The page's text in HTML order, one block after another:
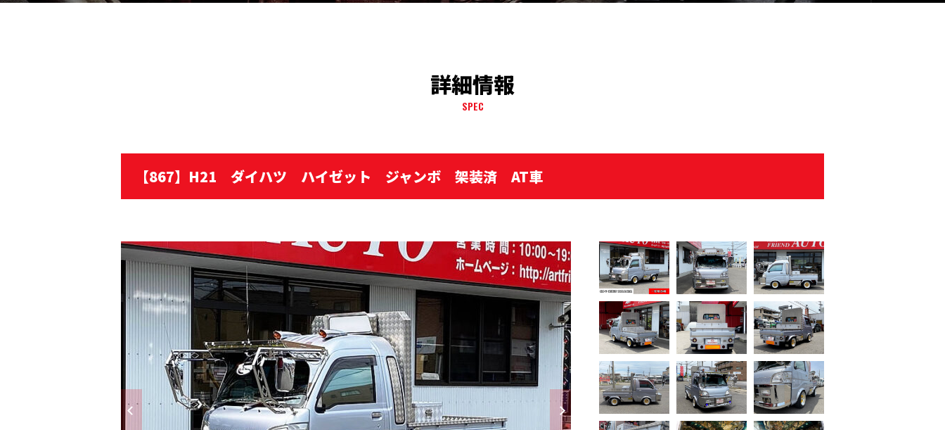
詳細情報
SPEC
【867】H21 ダイハツ ハイゼット ジャンボ 架装済 AT車